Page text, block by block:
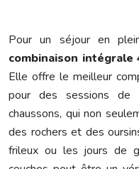
Pour un séjour en
combinaison
Elle offre le meilleur
pour des sessions de
chaussons, qui non
des rochers et des
frileux ou les jours de